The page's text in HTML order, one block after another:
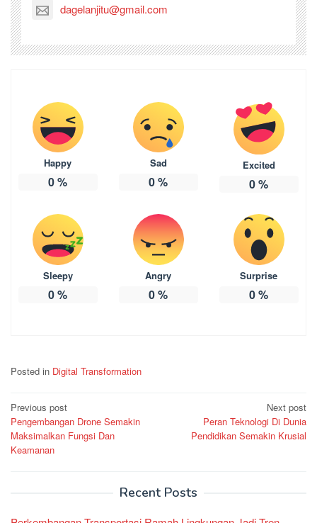
dagelanjitu@gmail.com
Happy
0%
Sad
0%
Excited
0%
Sleepy
0%
Angry
0%
Surprise
0%
Posted in Digital Transformation
Post
navigation
Previous post
Pengembangan Drone Semakin
Maksimalkan Fungsi Dan
Keamanan
Next post
Peran Teknologi Di Dunia
Pendidikan Semakin Krusial
Recent Posts